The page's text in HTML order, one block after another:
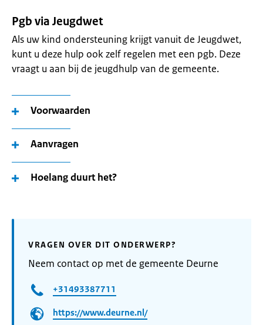
Pgb via Jeugdwet
Als uw kind ondersteuning krijgt vanuit de Jeugdwet,
kunt u deze hulp ook zelf regelen met een pgb. Deze
vraagt u aan bij de jeugdhulp van de gemeente.
Voorwaarden
Aanvragen
Hoelang duurt het?
VRAGEN OVER DIT ONDERWERP?
Neem contact op met de gemeente Deurne
+31493387711
https://www.deurne.nl/